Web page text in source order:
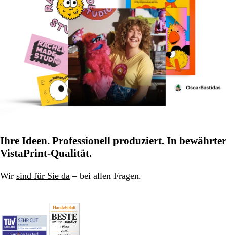
Ihre Ideen. Professionell produziert. In bewährter
VistaPrint-Qualität.
Wir sind für Sie da – bei allen Fragen.